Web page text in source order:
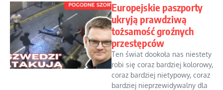
Europejskie paszporty
ukryją prawdziwą
tożsamość groźnych
przestępców
Ten świat dookoła nas niestety
robi się coraz bardziej kolorowy,
coraz bardziej nietypowy, coraz
bardziej nieprzewidywalny dla